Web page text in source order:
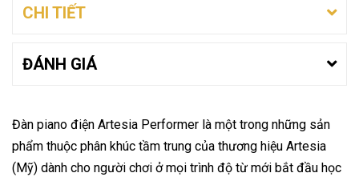
CHI TIẾT
ĐÁNH GIÁ
Đàn piano điện Artesia Performer là một trong những sản
phẩm thuộc phân khúc tầm trung của thương hiệu Artesia
(Mỹ) dành cho người chơi ở mọi trình độ từ mới bắt đầu học